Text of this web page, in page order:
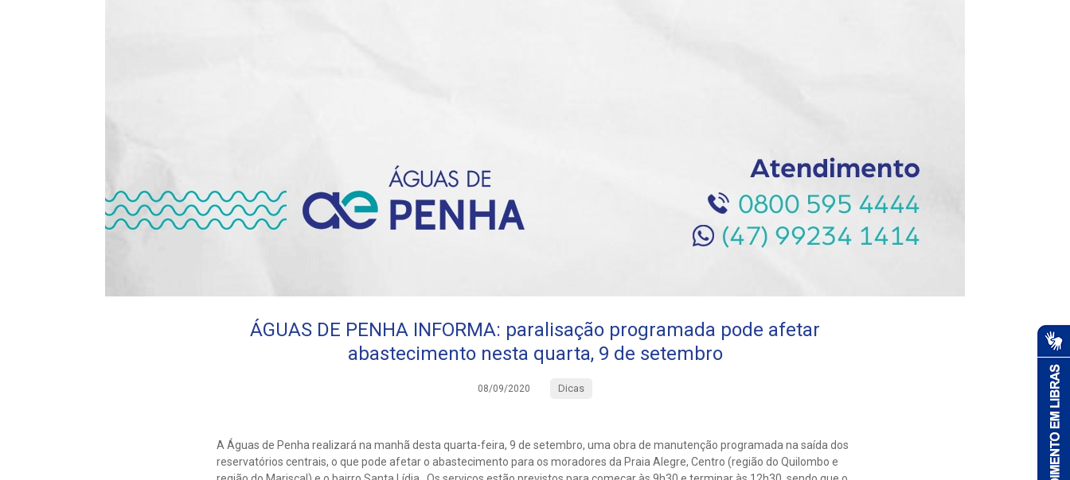
ÁGUAS DE PENHA INFORMA: paralisação programada pode afetar
abastecimento nesta quarta, 9 de setembro
08/09/2020 Dicas
A Águas de Penha realizará na manhã desta quarta-feira, 9 de setembro, uma obra de manutenção programada na saída dos
reservatórios centrais, o que pode afetar o abastecimento para os moradores da Praia Alegre, Centro (região do Quilombo e